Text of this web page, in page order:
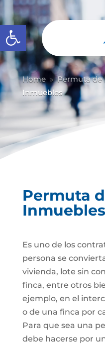
Abrir barra de
Home 9 Permuta de
Inmuebles
Permuta
Inmuebles
Es uno de los
persona se
vivienda, lote sin
finca, entre otros
ejemplo, en el
o de una finca por
Para que sea una
debe hacerse por